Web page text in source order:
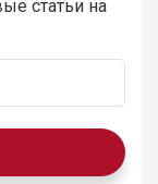
статьи на